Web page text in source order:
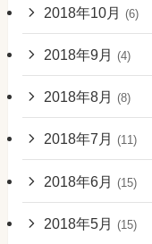
2018年10月 (6)
2018年9月 (4)
2018年8月 (8)
2018年7月 (11)
2018年6月 (15)
2018年5月 (15)